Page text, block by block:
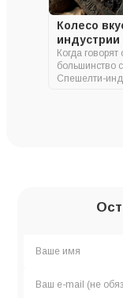
Колесо
индустрии
Когда говорят
большинство
Спешелти-